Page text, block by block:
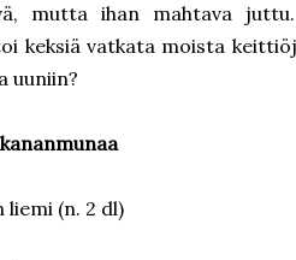
mutta ihan mahtava
keksiä vatkata moista
uuniin?
liemi (n. 2 dl)